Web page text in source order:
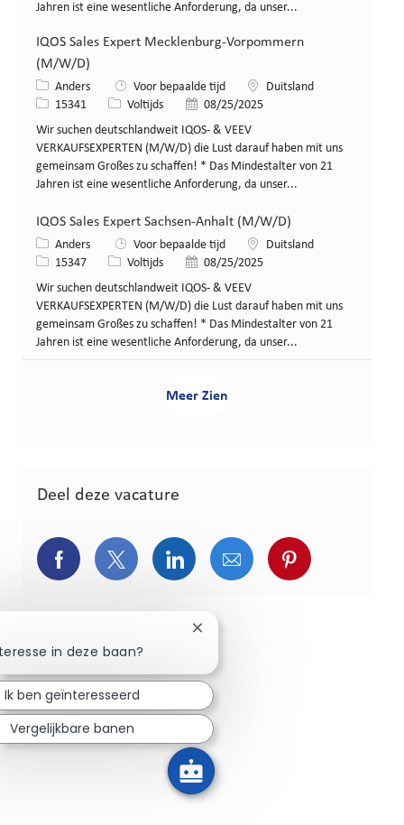
Jahren ist eine wesentliche Anforderung, da unser...
IQOS Sales Expert Mecklenburg-Vorpommern
(M/W/D)
Categorie
Anders Voor bepaalde tijd LocatieDuitsland
Job-ID15341 Functietype
Voltijds Gepost op
08/25/2025
Wir suchen deutschlandweit IQOS- & VEEV
VERKAUFSEXPERTEN (M/W/D) die Lust darauf haben mit uns
gemeinsam Großes zu schaffen! * Das Mindestalter von 21
Jahren ist eine wesentliche Anforderung, da unser...
IQOS Sales Expert Sachsen-Anhalt (M/W/D)
Categorie
Anders Voor bepaalde tijd LocatieDuitsland
Job-ID15347 Functietype
Voltijds Gepost op
08/25/2025
Wir suchen deutschlandweit IQOS- & VEEV
VERKAUFSEXPERTEN (M/W/D) die Lust darauf haben mit uns
gemeinsam Großes zu schaffen! * Das Mindestalter von 21
Jahren ist eine wesentliche Anforderung, da unser...
Meer Zien
Deel deze vacature
Delen via Facebook
Deel via Twitter
Delen via LinkedIn
Delen via e-mail
Delen via
in deze baan?
Chatbot-melding sluiten
Ik ben geïnteresseerd
Vergelijkbare banen